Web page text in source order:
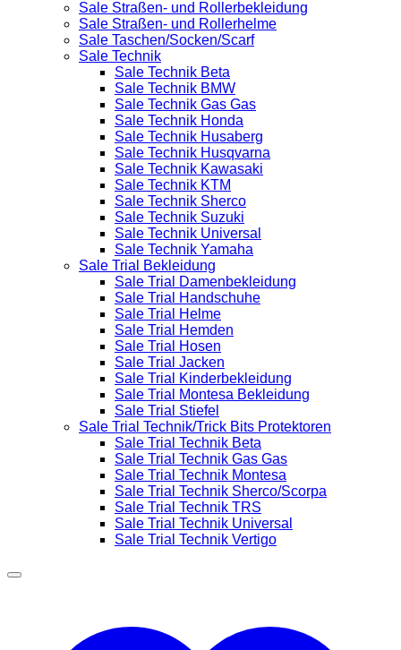
Sale Straßen- und Rollerbekleidung
Sale Straßen- und Rollerhelme
Sale Taschen/Socken/Scarf
Sale Technik
Sale Technik Beta
Sale Technik BMW
Sale Technik Gas Gas
Sale Technik Honda
Sale Technik Husaberg
Sale Technik Husqvarna
Sale Technik Kawasaki
Sale Technik KTM
Sale Technik Sherco
Sale Technik Suzuki
Sale Technik Universal
Sale Technik Yamaha
Sale Trial Bekleidung
Sale Trial Damenbekleidung
Sale Trial Handschuhe
Sale Trial Helme
Sale Trial Hemden
Sale Trial Hosen
Sale Trial Jacken
Sale Trial Kinderbekleidung
Sale Trial Montesa Bekleidung
Sale Trial Stiefel
Sale Trial Technik/Trick Bits Protektoren
Sale Trial Technik Beta
Sale Trial Technik Gas Gas
Sale Trial Technik Montesa
Sale Trial Technik Sherco/Scorpa
Sale Trial Technik TRS
Sale Trial Technik Universal
Sale Trial Technik Vertigo